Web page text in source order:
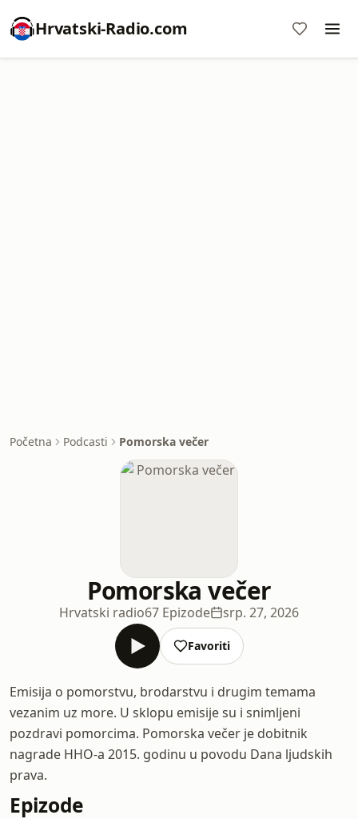
Hrvatski-Radio.com
Početna Podcasti Pomorska večer
Pomorska večer
Hrvatski radio67 Epizode srp. 27, 2026
Favoriti
Emisija o pomorstvu, brodarstvu i drugim temama
vezanim uz more. U sklopu emisije su i snimljeni
pozdravi pomorcima. Pomorska večer je dobitnik
nagrade HHO-a 2015. godinu u povodu Dana ljudskih
prava.
Epizode